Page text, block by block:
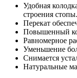
Удобная
строения стопы.
Перекат
Повышенный
Равномерное
Уменьшение
Снимается
Натуральные